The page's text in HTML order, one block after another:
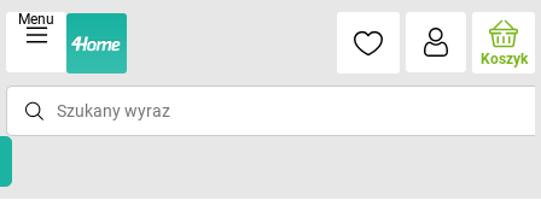
Menu
Koszyk